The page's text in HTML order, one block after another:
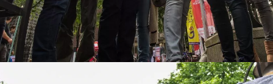
Vragen over dit uitje?